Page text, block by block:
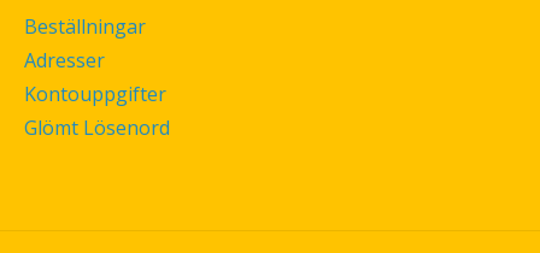
Beställningar
Adresser
Kontouppgifter
Glömt Lösenord